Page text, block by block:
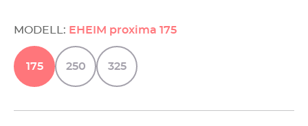
MODELL: EHEIM proxima 175
175 250 325